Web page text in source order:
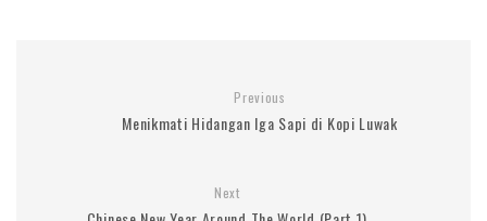
Previous
Menikmati Hidangan Iga Sapi di Kopi Luwak
Next